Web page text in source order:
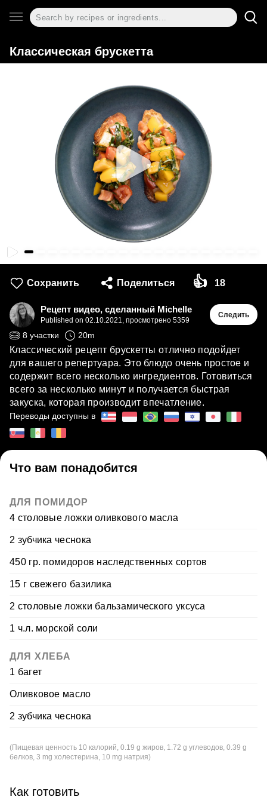
Классическая брускетта
Сохранить Поделиться 👍 18
Рецепт видео, сделанный Michelle
Published on 02.10.2021, просмотрено 5359
Следить
8 участки 20m
Классический рецепт брускетты отлично подойдет
для вашего репертуара. Это блюдо очень простое и
содержит всего несколько ингредиентов. Готовиться
всего за несколько минут и получается быстрая
закуска, которая производит впечатление.
Переводы доступны в
Что вам понадобится
ДЛЯ ПОМИДОР
4 столовые ложки оливкового масла
2 зубчика чеснока
450 гр. помидоров наследственных сортов
15 г свежего базилика
2 столовые ложки бальзамического уксуса
1 ч.л. морской соли
ДЛЯ ХЛЕБА
1 багет
Оливковое масло
2 зубчика чеснока
(Пищевая ценность 10 калорий, 0.19 g жиров, 1.72 g углеводов, 0.39 g
белков, 3 mg холестерина, 10 mg натрия)
Как готовить